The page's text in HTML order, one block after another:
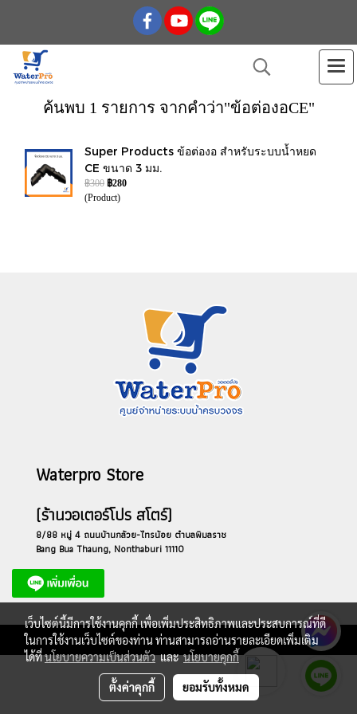
ค้นพบ 1 รายการ จากคำว่า"ข้อต่องอCE"
Super Products ข้อต่องอ สำหรับระบบน้ำหยด
CE ขนาด 3 มม.
฿300 ฿280
(Product)
Waterpro Store
(ร้านวอเตอร์โปร สโตร์)
8/88 หมู่ 4 ถนนบ้านกล้วย-ไทรน้อย ตำบลพิมลราช
Bang Bua Thaung, Nonthaburi 11110
เว็บไซต์นี้มีการใช้งานคุกกี้ เพื่อเพิ่มประสิทธิภาพและประสบการณ์ที่ดี
ในการใช้งานเว็บไซต์ของท่าน ท่านสามารถอ่านรายละเอียดเพิ่มเติม
ได้ที่นโยบายความเป็นส่วนตัวและนโยบายคุกกี้
ตั้งค่าคุกกี้ ยอมรับทั้งหมด